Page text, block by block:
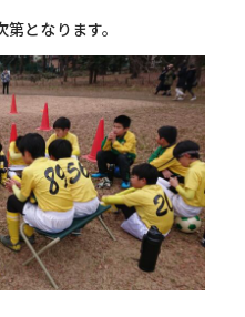
となります。